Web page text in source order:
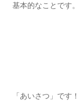
基本的なことです。
「あいさつ」です！